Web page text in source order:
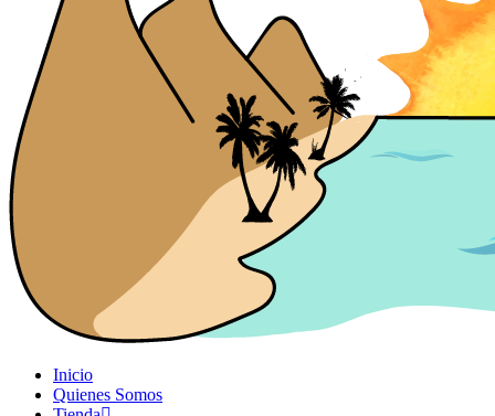
Inicio
Quienes Somos